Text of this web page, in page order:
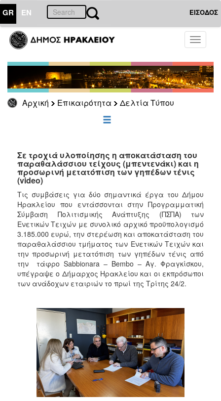
GR EN ΕΙΣΟΔΟΣ
Toggle
Αρχική Επικαιρότητα Δελτία Τύπου
ΕΠΙΚΑΙΡΟΤΗΤΑ
Τύπου
Αρχείο
ΕΠΙΣΚΕΠΤΗΣ
ΗΡΑΚΛΕΙΟ
Σε τροχιά υλοποίησης η αποκατάσταση του
παραθαλάσσιου τείχους (μπεντενάκι) και η
προσωρινή μετατόπιση των γηπέδων τένις
(video)
Τις συμβάσεις για δύο σημαντικά έργα του Δήμου
Ηρακλείου που εντάσσονται στην Προγραμματική
Σύμβαση Πολιτισμικής Ανάπτυξης (ΠΣΠΑ) των
Ενετικών Τειχών με συνολικό αρχικό προϋπολογισμό
3.185.000 ευρώ, την στερέωση και αποκατάσταση του
παραθαλάσσιου τμήματος των Ενετικών Τειχών και
την προσωρινή μετατόπιση των γηπέδων τένις από
την τάφρο Sabbionara – Bembo – Αγ. Φραγκίσκου,
υπέγραψε ο Δήμαρχος Ηρακλείου και οι εκπρόσωποι
των ανάδοχων εταιριών το πρωί της Τρίτης 24/2.